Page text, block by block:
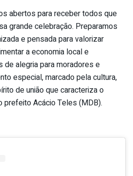
abertos para receber todos que
grande celebração. Preparamos
e pensada para valorizar
a economia local e
de alegria para moradores e
especial, marcado pela cultura,
de união que caracteriza o
prefeito Acácio Teles (MDB).